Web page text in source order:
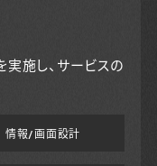
実施し、サービスの
情報/画面設計